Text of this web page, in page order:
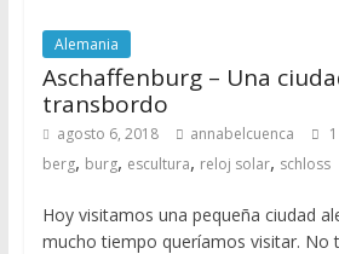
Alemania
Aschaffenburg – Una
transbordo
agosto 6, 2018 annabelcuenca
berg, burg, escultura, reloj solar, schloss
Hoy visitamos una pequeña ciudad
mucho tiempo queríamos visitar. No